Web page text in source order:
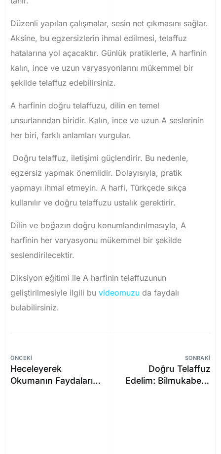
Düzenli yapılan çalışmalar, sesin net çıkmasını sağlar.
Aksine, bu egzersizlerin ihmal edilmesi, telaffuz
hatalarına yol açacaktır. Günlük pratiklerle, A harfinin
kalın, ince ve uzun varyasyonlarını mükemmel bir
şekilde telaffuz edebilirsiniz.
A harfinin doğru telaffuzu, dilin en temel
unsurlarından biridir. Kalın, ince ve uzun A seslerinin
her biri, farklı anlamları vurgular.
Doğru telaffuz, iletişimi güçlendirir. Bu nedenle,
egzersiz yapmak önemlidir. Dolayısıyla, pratik
yapmayı ihmal etmeyin. A harfi, Türkçede sıkça
kullanılır ve doğru telaffuzu ustalık gerektirir.
Dilin ve boğazın doğru konumlandırılmasıyla, A
harfinin her varyasyonu mükemmel bir şekilde
seslendirilecektir.
Diksiyon eğitimi ile A harfinin telaffuzunun
geliştirilmesiyle ilgili buvideomuzu da faydalı
bulabilirsiniz.
ÖNCEKI
Heceleyerek
Okumanın Faydaları
SONRAKI
Doğru Telaffuz
Edelim: Bilmukabele,